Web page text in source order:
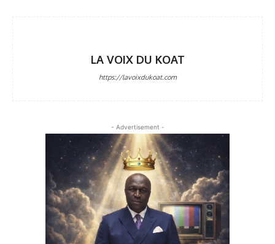
LA VOIX DU KOAT
https://lavoixdukoat.com
- Advertisement -